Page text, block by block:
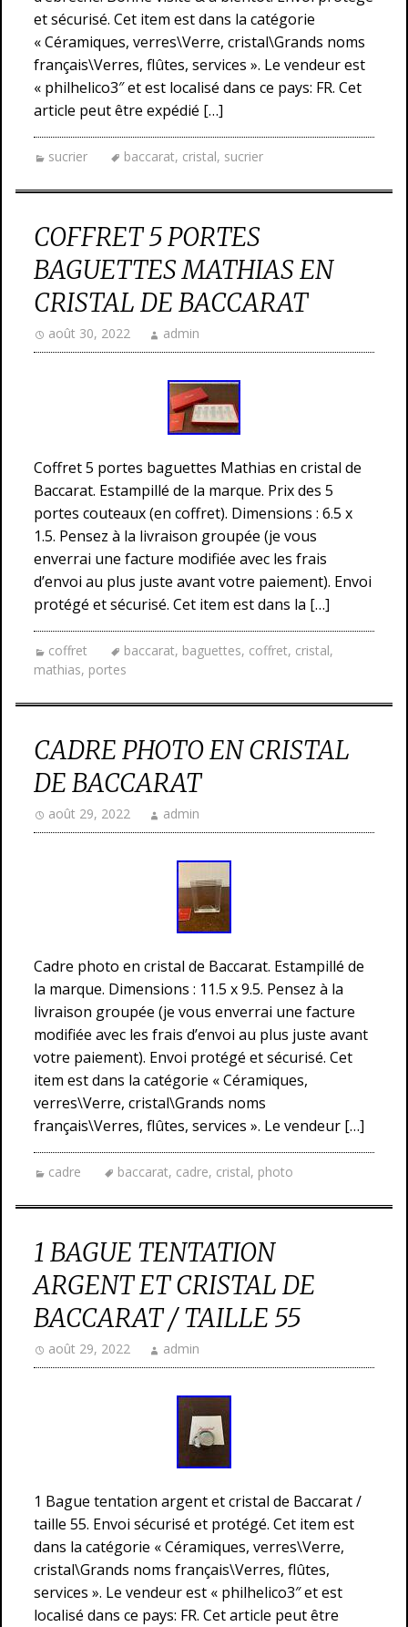
et sécurisé. Cet item est dans la catégorie
« Céramiques, verres\Verre, cristal\Grands noms
français\Verres, flûtes, services ». Le vendeur est
« philhelico3″ et est localisé dans ce pays: FR. Cet
article peut être expédié […]
sucrier baccarat, cristal, sucrier
COFFRET 5 PORTES
BAGUETTES MATHIAS EN
CRISTAL DE BACCARAT
août 30, 2022 admin
Coffret 5 portes baguettes Mathias en cristal de
Baccarat. Estampillé de la marque. Prix des 5
portes couteaux (en coffret). Dimensions : 6.5 x
1.5. Pensez à la livraison groupée (je vous
enverrai une facture modifiée avec les frais
d’envoi au plus juste avant votre paiement). Envoi
protégé et sécurisé. Cet item est dans la […]
coffret baccarat, baguettes, coffret, cristal,
mathias, portes
CADRE PHOTO EN CRISTAL
DE BACCARAT
août 29, 2022 admin
Cadre photo en cristal de Baccarat. Estampillé de
la marque. Dimensions : 11.5 x 9.5. Pensez à la
livraison groupée (je vous enverrai une facture
modifiée avec les frais d’envoi au plus juste avant
votre paiement). Envoi protégé et sécurisé. Cet
item est dans la catégorie « Céramiques,
verres\Verre, cristal\Grands noms
français\Verres, flûtes, services ». Le vendeur […]
cadre baccarat, cadre, cristal, photo
1 BAGUE TENTATION
ARGENT ET CRISTAL DE
BACCARAT / TAILLE 55
août 29, 2022 admin
1 Bague tentation argent et cristal de Baccarat /
taille 55. Envoi sécurisé et protégé. Cet item est
dans la catégorie « Céramiques, verres\Verre,
cristal\Grands noms français\Verres, flûtes,
services ». Le vendeur est « philhelico3″ et est
localisé dans ce pays: FR. Cet article peut être